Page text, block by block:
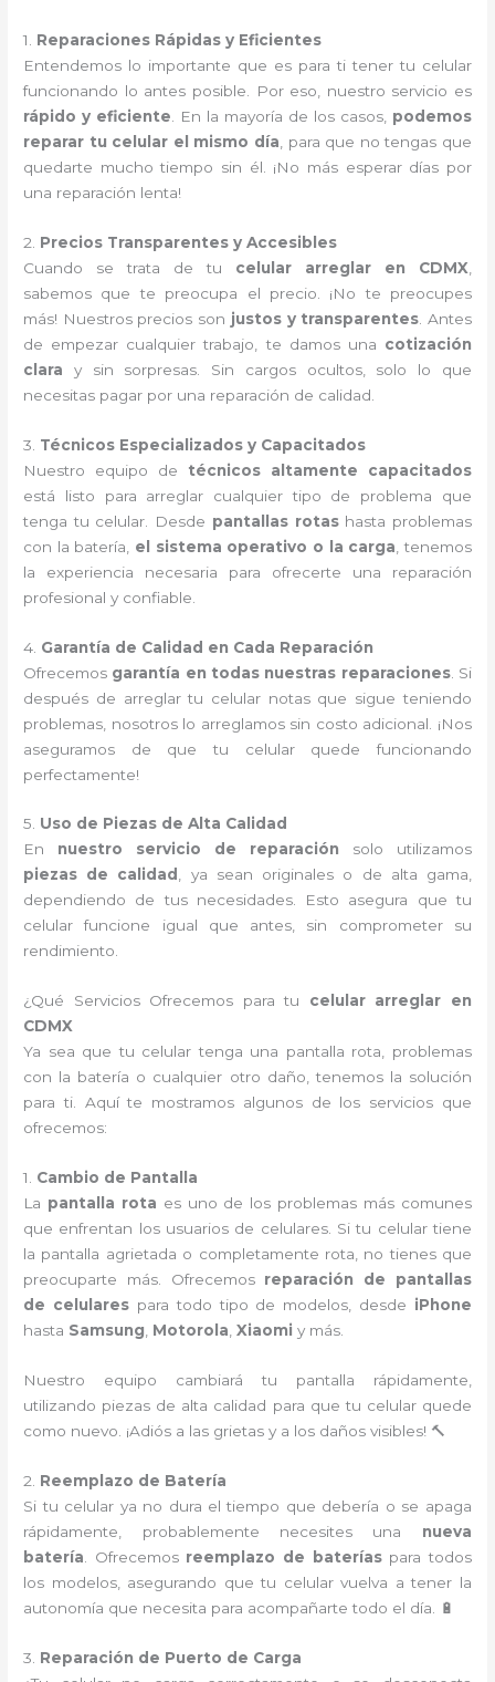
1. Reparaciones Rápidas y Eficientes
Entendemos lo importante que es para ti tener tu celular
funcionando lo antes posible. Por eso, nuestro servicio es
rápido y eficiente . En la mayoría de los casos, podemos
reparar tu celular el mismo día , para que no tengas que
quedarte mucho tiempo sin él. ¡No más esperar días por
una reparación lenta!
2. Precios Transparentes y Accesibles
Cuando se trata de tu celular arreglar en CDMX
sabemos que te preocupa el precio. ¡No te preocupes
más! Nuestros precios son justos y transparentes . Antes
de empezar cualquier trabajo, te damos una cotización
clara y sin sorpresas. Sin cargos ocultos, solo lo que
necesitas pagar por una reparación de calidad.
3. Técnicos Especializados y Capacitados
Nuestro equipo de técnicos altamente capacitados
está listo para arreglar cualquier tipo de problema que
tenga tu celular. Desde pantallas rotashasta problemas
con la batería, el sistema operativo o la carga , tenemos
la experiencia necesaria para ofrecerte una reparación
profesional y confiable.
4. Garantía de Calidad en Cada Reparación
Ofrecemos garantía en todas nuestras reparaciones. Si
después de arreglar tu celular notas que sigue teniendo
problemas, nosotros lo arreglamos sin costo adicional. ¡Nos
aseguramos de que tu celular quede funcionando
perfectamente!
5. Uso de Piezas de Alta Calidad
En nuestro servicio de reparación solo utilizamos
piezas de calidad , ya sean originales o de alta gama,
dependiendo de tus necesidades. Esto asegura que tu
celular funcione igual que antes, sin comprometer su
rendimiento.
¿Qué Servicios Ofrecemos para tu celular arreglar en
CDMX
Ya sea que tu celular tenga una pantalla rota, problemas
con la batería o cualquier otro daño, tenemos la solución
para ti. Aquí te mostramos algunos de los servicios que
ofrecemos:
1. Cambio de Pantalla
La pantalla rota es uno de los problemas más comunes
que enfrentan los usuarios de celulares. Si tu celular tiene
la pantalla agrietada o completamente rota, no tienes que
preocuparte más. Ofrecemos reparación de pantallas
de celularespara todo tipo de modelos, desde iPhone
hasta Samsung Motorola ,Xiaomi y más.
Nuestro equipo cambiará tu pantalla rápidamente,
utilizando piezas de alta calidad para que tu celular quede
como nuevo. ¡Adiós a las grietas y a los daños visibles! 🔨
2. Reemplazo de Batería
Si tu celular ya no dura el tiempo que debería o se apaga
rápidamente, probablemente necesites una nueva
batería . Ofrecemos reemplazo de bateríaspara todos
los modelos, asegurando que tu celular vuelva a tener la
autonomía que necesita para acompañarte todo el día. 🔋
3. Reparación de Puerto de Carga